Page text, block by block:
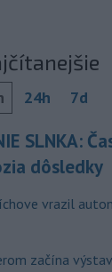
24h 7d
SLNKA:
dôsledky
vrazil
začína